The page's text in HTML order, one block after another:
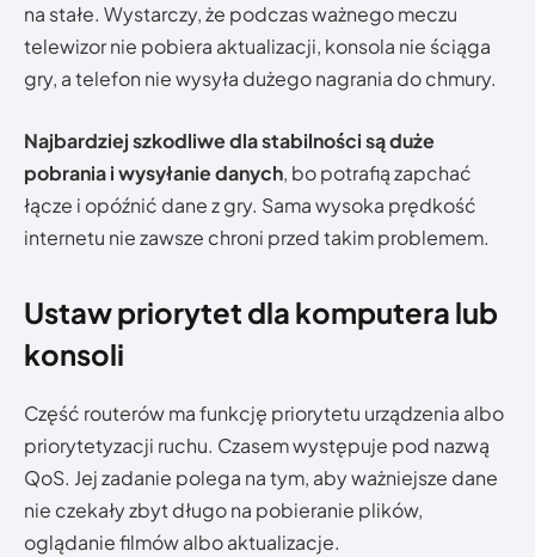
na stałe. Wystarczy, że podczas ważnego meczu
telewizor nie pobiera aktualizacji, konsola nie ściąga
gry, a telefon nie wysyła dużego nagrania do chmury.
Najbardziej szkodliwe dla stabilności są duże
pobrania i wysyłanie danych, bo potrafią zapchać
łącze i opóźnić dane z gry. Sama wysoka prędkość
internetu nie zawsze chroni przed takim problemem.
Ustaw priorytet dla komputera lub
konsoli
Część routerów ma funkcję priorytetu urządzenia albo
priorytetyzacji ruchu. Czasem występuje pod nazwą
QoS. Jej zadanie polega na tym, aby ważniejsze dane
nie czekały zbyt długo na pobieranie plików,
oglądanie filmów albo aktualizacje.